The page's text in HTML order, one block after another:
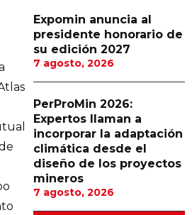
Expomin anuncia al
presidente honorario de
su edición 2027
7 agosto, 2026
PerProMin 2026:
Expertos llaman a
incorporar la adaptación
climática desde el
diseño de los proyectos
mineros
7 agosto, 2026